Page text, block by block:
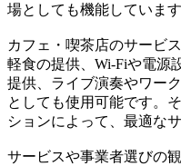
場としても機能しています
カフェ・喫茶店のサービ
軽食の提供、Wi-Fiや電源
提供、ライブ演奏やワー
としても使用可能です。
ションによって、最適な
サービスや事業者選びの